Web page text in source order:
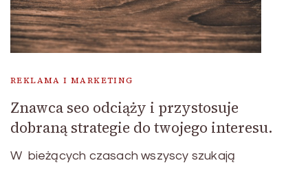
REKLAMA I MARKETING
Znawca seo odciąży i przystosuje
dobraną strategie do twojego interesu.
W bieżących czasach wszyscy szukają